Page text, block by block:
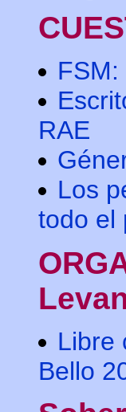
RAE
Los
todo el
Libre
Bello